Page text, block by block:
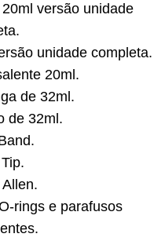
versão unidade
unidade completa.
20ml.
de 32ml.
de 32ml.
rings e parafusos